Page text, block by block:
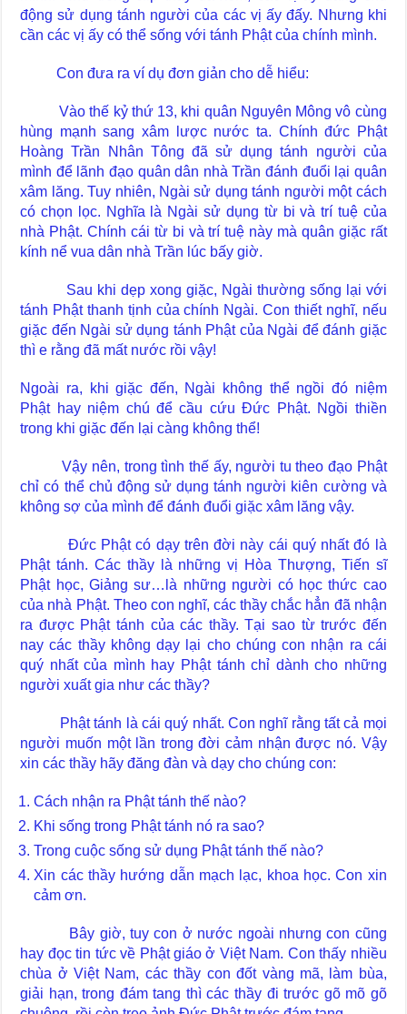
động sử dụng tánh người của các vị ấy đấy. Nhưng khi
cần các vị ấy có thể sống với tánh Phật của chính mình.
Con đưa ra ví dụ đơn giản cho dễ hiểu:
Vào thế kỷ thứ 13, khi quân Nguyên Mông vô cùng
hùng mạnh sang xâm lược nước ta. Chính đức Phật
Hoàng Trần Nhân Tông đã sử dụng tánh người của
mình để lãnh đạo quân dân nhà Trần đánh đuổi lại quân
xâm lăng. Tuy nhiên, Ngài sử dụng tánh người một cách
có chọn lọc. Nghĩa là Ngài sử dụng từ bi và trí tuệ của
nhà Phật. Chính cái từ bi và trí tuệ này mà quân giặc rất
kính nể vua dân nhà Trần lúc bấy giờ.
Sau khi dẹp xong giặc, Ngài thường sống lại với
tánh Phật thanh tịnh của chính Ngài. Con thiết nghĩ, nếu
giặc đến Ngài sử dụng tánh Phật của Ngài để đánh giặc
thì e rằng đã mất nước rồi vậy!
Ngoài ra, khi giặc đến, Ngài không thể ngồi đó niệm
Phật hay niệm chú để cầu cứu Đức Phật. Ngồi thiền
trong khi giặc đến lại càng không thể!
Vậy nên, trong tình thế ấy, người tu theo đạo Phật
chỉ có thể chủ động sử dụng tánh người kiên cường và
không sợ của mình để đánh đuổi giặc xâm lăng vậy.
Đức Phật có dạy trên đời này cái quý nhất đó là
Phật tánh. Các thầy là những vị Hòa Thượng, Tiến sĩ
Phật học, Giảng sư…là những người có học thức cao
của nhà Phật. Theo con nghĩ, các thầy chắc hẳn đã nhận
ra được Phật tánh của các thầy. Tại sao từ trước đến
nay các thầy không dạy lại cho chúng con nhận ra cái
quý nhất của mình hay Phật tánh chỉ dành cho những
người xuất gia như các thầy?
Phật tánh là cái quý nhất. Con nghĩ rằng tất cả mọi
người muốn một lần trong đời cảm nhận được nó. Vậy
xin các thầy hãy đăng đàn và dạy cho chúng con:
Cách nhận ra Phật tánh thế nào?
Khi sống trong Phật tánh nó ra sao?
Trong cuộc sống sử dụng Phật tánh thế nào?
Xin các thầy hướng dẫn mạch lạc, khoa học. Con xin
cảm ơn.
Bây giờ, tuy con ở nước ngoài nhưng con cũng
hay đọc tin tức về Phật giáo ở Việt Nam. Con thấy nhiều
chùa ở Việt Nam, các thầy con đốt vàng mã, làm bùa,
giải hạn, trong đám tang thì các thầy đi trước gõ mõ gõ